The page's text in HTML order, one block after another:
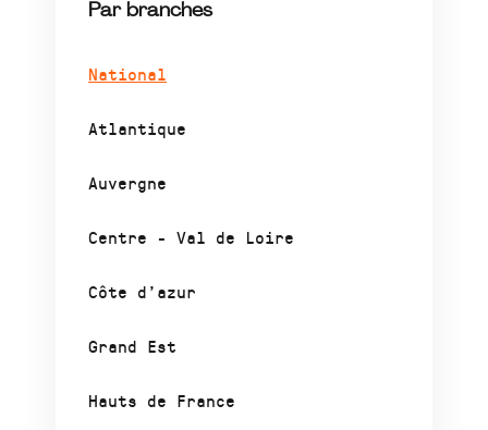
Par branches
National
Atlantique
Auvergne
Centre - Val de Loire
Côte d’azur
Grand Est
Hauts de France